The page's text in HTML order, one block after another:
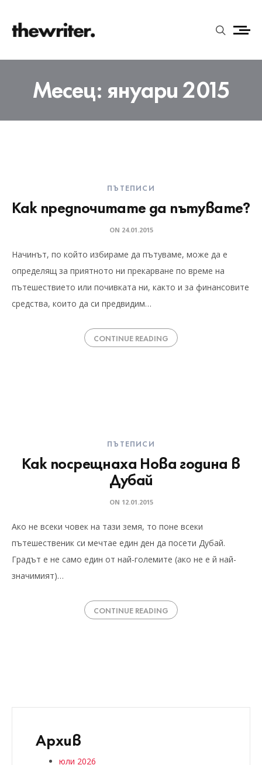
Месец:януари 2015
ПЪТЕПИСИ
Как предпочитате да пътувате?
ON 24.01.2015
Начинът, по който избираме да пътуваме, може да е
определящ за приятното ни прекарване по време на
пътешествието или почивката ни, както и за финансовите
средства, които да си предвидим…
CONTINUE READING
ПЪТЕПИСИ
Как посрещнаха Нова година в
Дубай
ON 12.01.2015
Ако не всеки човек на тази земя, то поне всеки
пътешественик си мечтае един ден да посети Дубай.
Градът е не само един от най-големите (ако не е й най-
значимият)…
CONTINUE READING
Архив
юли 2026